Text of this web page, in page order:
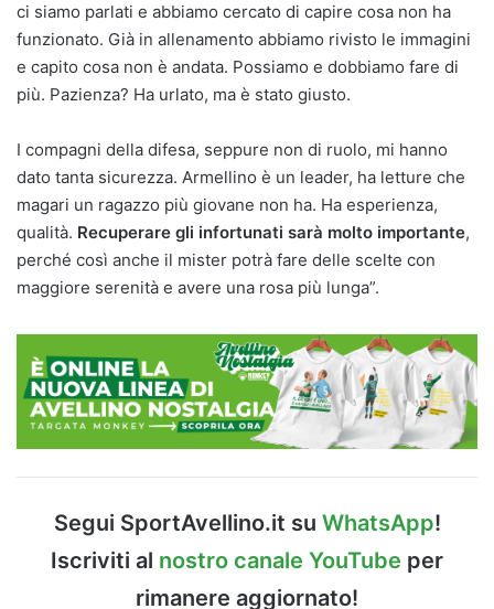
ci siamo parlati e abbiamo cercato di capire cosa non ha
funzionato. Già in allenamento abbiamo rivisto le immagini
e capito cosa non è andata. Possiamo e dobbiamo fare di
più. Pazienza? Ha urlato, ma è stato giusto.
I compagni della difesa, seppure non di ruolo, mi hanno
dato tanta sicurezza. Armellino è un leader, ha letture che
magari un ragazzo più giovane non ha. Ha esperienza,
qualità. Recuperare gli infortunati sarà molto importante,
perché così anche il mister potrà fare delle scelte con
maggiore serenità e avere una rosa più lunga”.
Segui SportAvellino.it su WhatsApp!
Iscriviti al nostro canale YouTube per
rimanere aggiornato!